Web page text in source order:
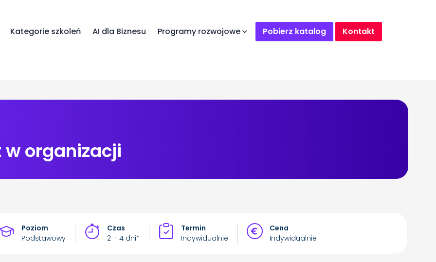
Kategorie szkoleń AI dla Biznesu Programy rozwojowe Pobierz katalog Kontakt
w organizacji
Poziom
Podstawowy
Czas
2 – 4 dni*
Termin
Indywidualnie
Cena
Indywidualnie